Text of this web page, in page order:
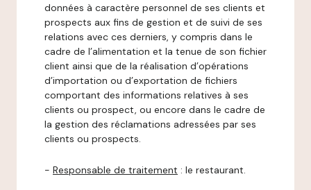
données à caractère personnel de ses clients et
prospects aux fins de gestion et de suivi de ses
relations avec ces derniers, y compris dans le
cadre de l’alimentation et la tenue de son fichier
client ainsi que de la réalisation d’opérations
d’importation ou d’exportation de fichiers
comportant des informations relatives à ses
clients ou prospect, ou encore dans le cadre de
la gestion des réclamations adressées par ses
clients ou prospects.
- Responsable de traitement : le restaurant.